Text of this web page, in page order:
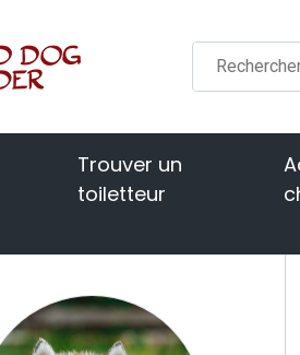
Trouver un
toiletteur